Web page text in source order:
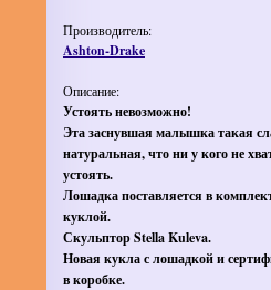
Производитель:
Ashton-Drake
Описание:
Устоять невозможно!
Эта заснувшая малышка такая
натуральная, что ни у кого не
устоять.
Лошадка поставляется в
куклой.
Скульптор Stella Kuleva.
Новая кукла с лошадкой и
в коробке.